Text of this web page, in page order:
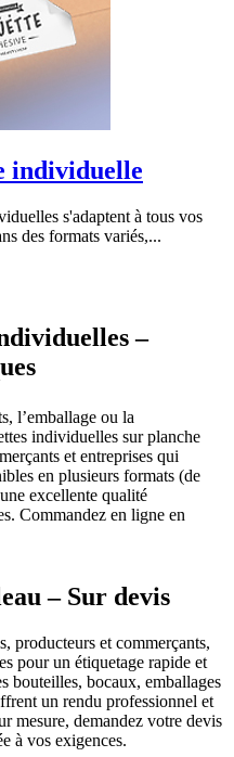
individuelle
s'adaptent à tous vos
des formats variés,...
–
l’emballage ou la
individuelles sur planche
et entreprises qui
en plusieurs formats (de
excellente qualité
Commandez en ligne en
– Sur devis
producteurs et commerçants,
pour un étiquetage rapide et
bouteilles, bocaux, emballages
un rendu professionnel et
mesure, demandez votre devis
à vos exigences.